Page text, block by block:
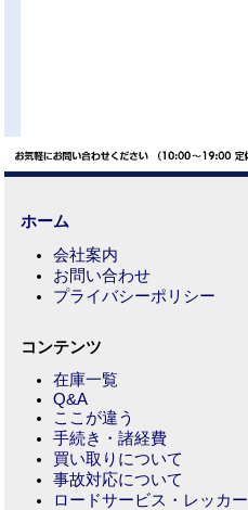
ホーム
会社案内
お問い合わせ
プライバシーポリシー
コンテンツ
在庫一覧
Q&A
ここが違う
手続き・諸経費
買い取りについて
事故対応について
ロードサービス・レッカー